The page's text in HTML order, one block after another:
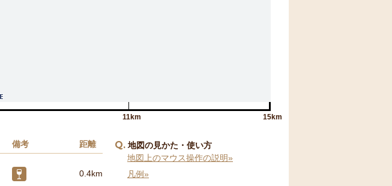
11km 15km
備考 距離
0.4km
Q 地図の見かた・使い方
地図上のマウス操作の説明»
凡例»